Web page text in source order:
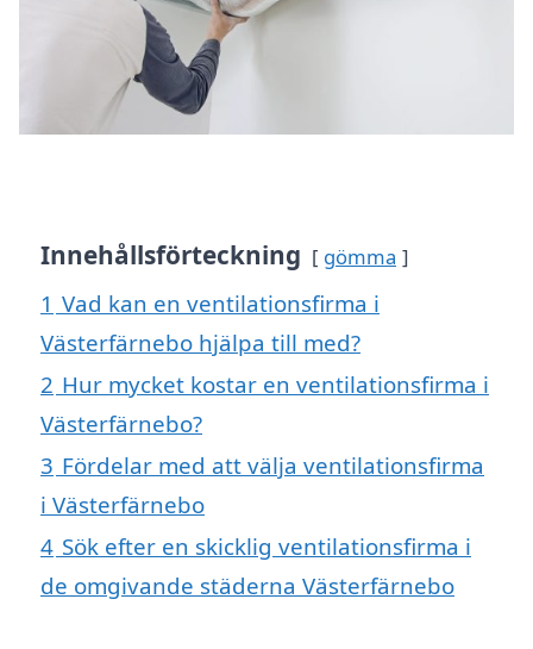
Innehållsförteckning gömma
1 Vad kan en ventilationsfirma i
Västerfärnebo hjälpa till med?
2 Hur mycket kostar en ventilationsfirma i
Västerfärnebo?
3 Fördelar med att välja ventilationsfirma
i Västerfärnebo
4 Sök efter en skicklig ventilationsfirma i
de omgivande städerna Västerfärnebo